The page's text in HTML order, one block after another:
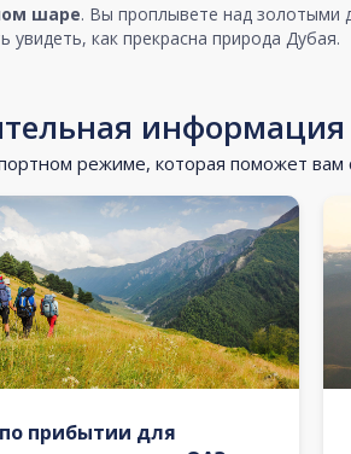
шаре. Вы проплывете над золотыми
как прекрасна природа Дубая.
информация
режиме, которая поможет вам
прибытии для